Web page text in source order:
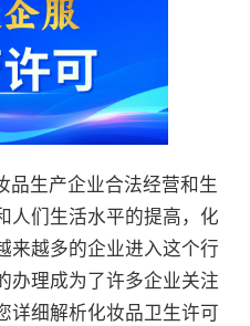
品生产企业合法经营和生
人们生活水平的提高，化
来越多的企业进入这个行
办理成为了许多企业关注
详细解析化妆品卫生许可